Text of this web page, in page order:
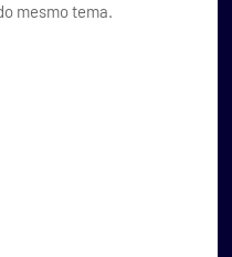
mesmo tema.